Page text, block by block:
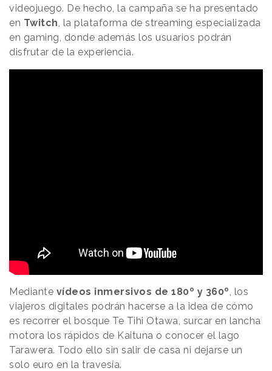
videojuego. De hecho, la campaña se ha presentado
en Twitch , la plataforma de streaming especializada
en gaming, donde además los usuarios podrán
disfrutar de la experiencia.
Mediante vídeos inmersivos de 180º y 360º , los
viajeros digitales podrán hacerse a la idea de cómo
es recorrer el bosque Te Tihi Otawa, surcar en lancha
motora los rápidos de Kaituna o conocer el lago
Tarawera. Todo ello sin salir de casa ni dejarse un
solo euro en la travesía.